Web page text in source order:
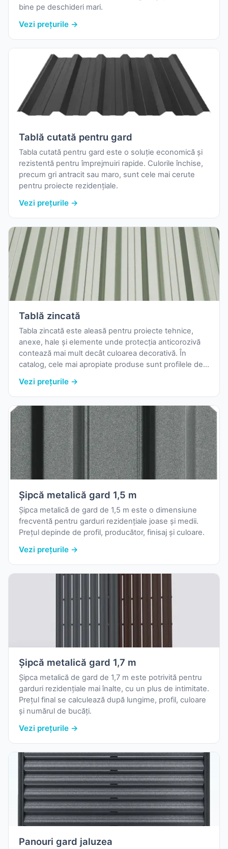
bine pe deschideri mari.
Vezi prețurile →
Tablă cutată pentru gard
Tabla cutată pentru gard este o soluție economică și
rezistentă pentru împrejmuiri rapide. Culorile închise,
precum gri antracit sau maro, sunt cele mai cerute
pentru proiecte rezidențiale.
Vezi prețurile →
Tablă zincată
Tabla zincată este aleasă pentru proiecte tehnice,
anexe, hale și elemente unde protecția anticorozivă
contează mai mult decât culoarea decorativă. În
catalog, cele mai apropiate produse sunt profilele de
Vezi prețurile →
Șipcă metalică gard 1,5 m
Șipca metalică de gard de 1,5 m este o dimensiune
frecventă pentru garduri rezidențiale joase și medii.
Prețul depinde de profil, producător, finisaj și culoare.
Vezi prețurile →
Șipcă metalică gard 1,7 m
Șipca metalică de gard de 1,7 m este potrivită pentru
garduri rezidențiale mai înalte, cu un plus de intimitate.
Prețul final se calculează după lungime, profil, culoare
și numărul de bucăți.
Vezi prețurile →
Panouri gard jaluzea